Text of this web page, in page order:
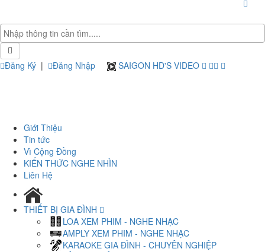
Đăng Ký | Đăng Nhập SAIGON HD'S VIDEO
Giới Thiệu
Tin tức
Vì Cộng Đồng
KIẾN THỨC NGHE NHÌN
Liên Hệ
THIẾT BỊ GIA ĐÌNH
LOA XEM PHIM - NGHE NHẠC
AMPLY XEM PHIM - NGHE NHẠC
KARAOKE GIA ĐÌNH - CHUYÊN NGHIỆP